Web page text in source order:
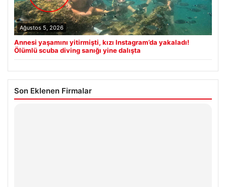
Ağustos 5, 2026
Annesi yaşamını yitirmişti, kızı Instagram’da yakaladı!
Ölümlü scuba diving sanığı yine dalışta
Son Eklenen Firmalar